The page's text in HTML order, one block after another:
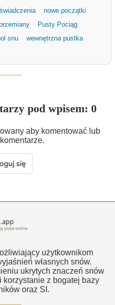
nowe początki
Pusty Pociąg
snu
wewnętrzna pustka
pod wpisem: 0
aby komentować lub
użytkownikom
własnych snów.
ukrytych znaczeń snów
z bogatej bazy
oraz SI.